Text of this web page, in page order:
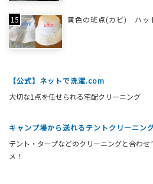
黄色の斑点(カビ) ハッ
【公式】ネットで洗濯.com
大切な1点を任せられる宅配クリーニング
キャンプ場から送れるテントクリーニン
テント・タープなどのクリーニングと合わ
メ！